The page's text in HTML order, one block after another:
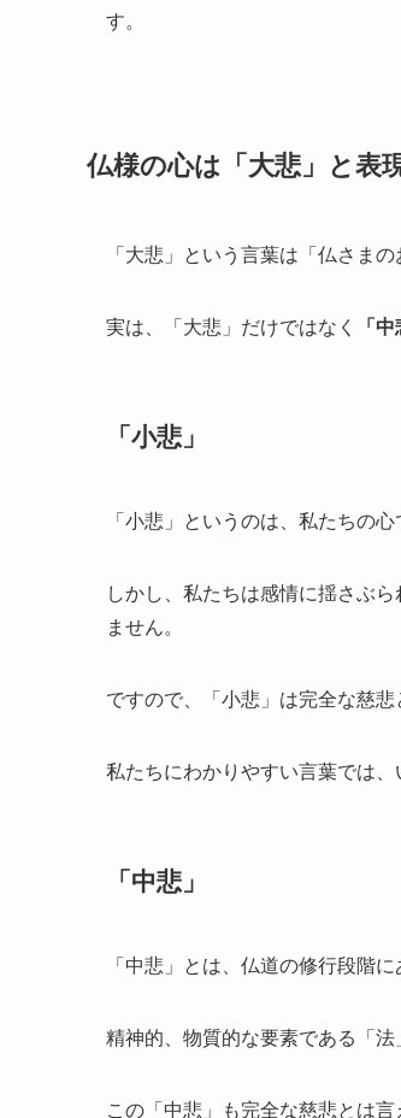
す。
仏様の心は「大悲」と表
「大悲」という言葉は「仏さま
実は、「大悲」だけではなく 「
「小悲」
「小悲」というのは、私たちの
しかし、私たちは感情に揺さぶ
ません。
ですので、「小悲」は完全な慈悲
私たちにわかりやすい言葉では
「中悲」
「中悲」とは、仏道の修行段階
精神的、物質的な要素である「法
この「中悲」も完全な慈悲とは言